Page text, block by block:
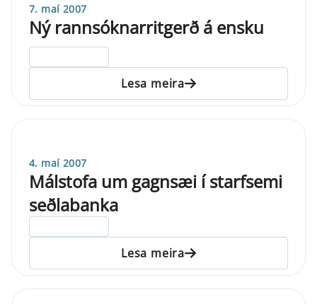
7. maí 2007
Ný rannsóknarritgerð á ensku
Lesa meira
4. maí 2007
Málstofa um gagnsæi í starfsemi
seðlabanka
Lesa meira